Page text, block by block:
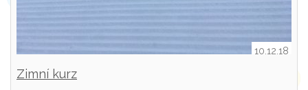
10.12.18
Zimní kurz